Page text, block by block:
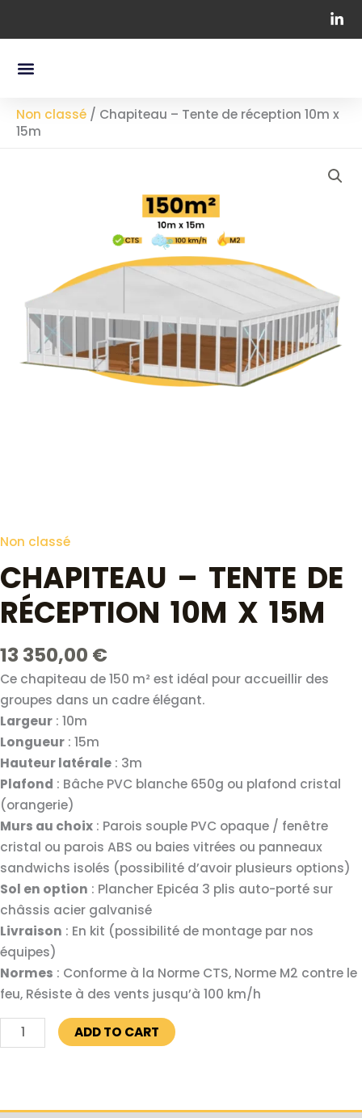
Menu
Non classé / Chapiteau – Tente de réception 10m x
15m
Non classé
CHAPITEAU – TENTE DE
RÉCEPTION 10M X 15M
13 350,00 €
Ce chapiteau de 150 m² est idéal pour accueillir des
groupes dans un cadre élégant.
Largeur : 10m
Longueur : 15m
Hauteur latérale : 3m
Plafond : Bâche PVC blanche 650g ou plafond cristal
(orangerie)
Murs au choix : Parois souple PVC opaque / fenêtre
cristal ou parois ABS ou baies vitrées ou panneaux
sandwichs isolés (possibilité d’avoir plusieurs options)
Sol en option : Plancher Epicéa 3 plis auto-porté sur
châssis acier galvanisé
Livraison : En kit (possibilité de montage par nos
équipes)
Normes : Conforme à la Norme CTS, Norme M2 contre le
feu, Résiste à des vents jusqu’à 100 km/h
quantity
ADD TO CART